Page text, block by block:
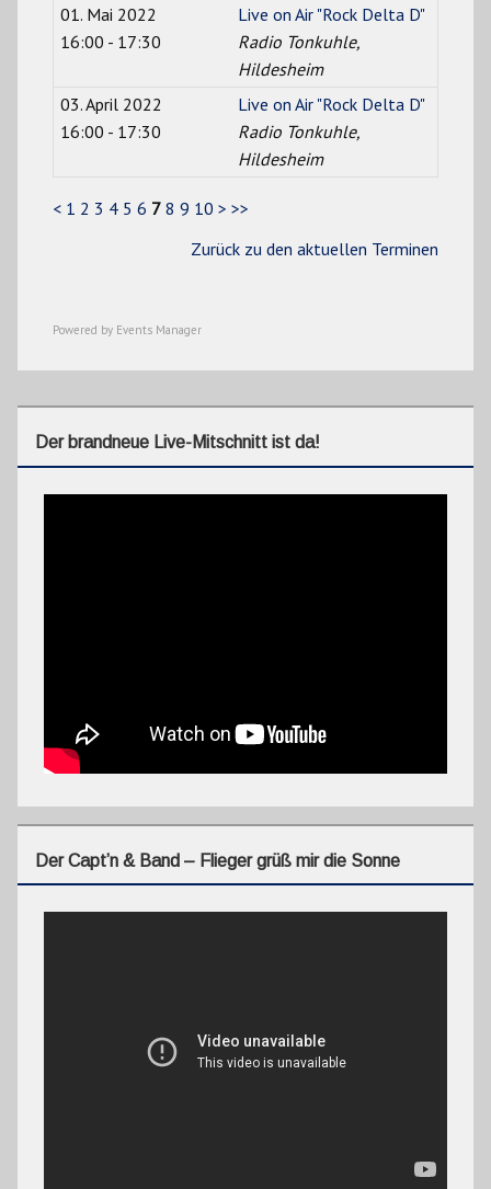
01. Mai 2022
16:00 - 17:30
Live on Air "Rock Delta D"
Radio Tonkuhle,
Hildesheim
03. April 2022
16:00 - 17:30
Live on Air "Rock Delta D"
Radio Tonkuhle,
Hildesheim
< 1 2 3 4 5 6 7 8 9 10 > >>
Zurück zu den aktuellen Terminen
Powered by Events Manager
Der brandneue Live-Mitschnitt ist da!
Der Capt’n & Band – Flieger grüß mir die Sonne